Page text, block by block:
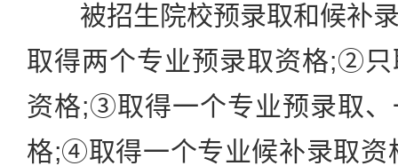
被招生院校预录取和候补
取得两个专业预录取资格;②
资格;③取得一个专业预录取
格;④取得一个专业候补录取